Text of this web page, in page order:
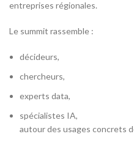
entreprises régionales.
Le summit rassemble :
décideurs,
chercheurs,
experts data,
spécialistes IA,
autour des usages concrets